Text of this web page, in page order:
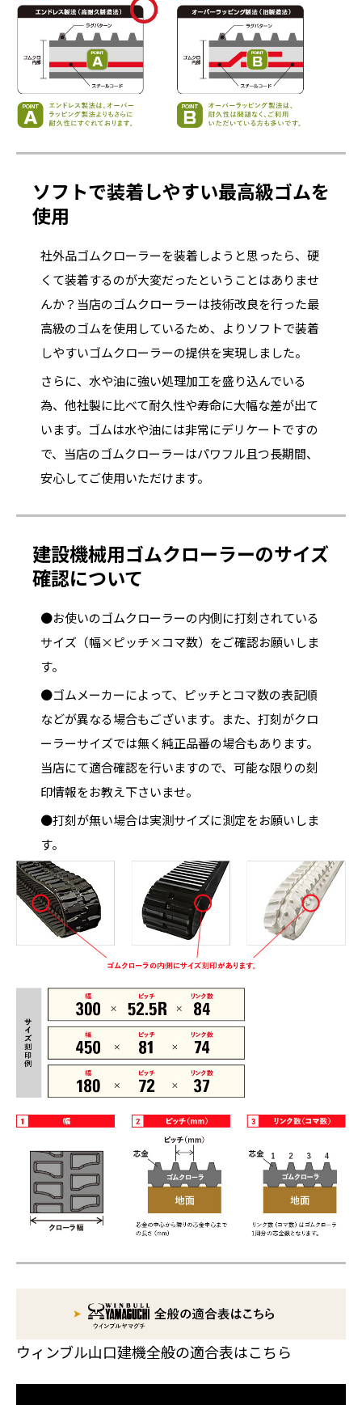
ソフトで装着しやすい最高級ゴムを
使用
社外品ゴムクローラーを装着しようと思ったら、硬
くて装着するのが大変だったということはありませ
んか？当店のゴムクローラーは技術改良を行った最
高級のゴムを使用しているため、よりソフトで装着
しやすいゴムクローラーの提供を実現しました。
さらに、水や油に強い処理加工を盛り込んでいる
為、他社製に比べて耐久性や寿命に大幅な差が出て
います。ゴムは水や油には非常にデリケートですの
で、当店のゴムクローラーはパワフル且つ長期間、
安心してご使用いただけます。
建設機械用ゴムクローラーのサイズ
確認について
●お使いのゴムクローラーの内側に打刻されている
サイズ（幅×ピッチ×コマ数）をご確認お願いしま
す。
●ゴムメーカーによって、ピッチとコマ数の表記順
などが異なる場合もございます。また、打刻がクロ
ーラーサイズでは無く純正品番の場合もあります。
当店にて適合確認を行いますので、可能な限りの刻
印情報をお教え下さいませ。
●打刻が無い場合は実測サイズに測定をお願いしま
す。
ウィンブル山口建機全般の適合表はこちら